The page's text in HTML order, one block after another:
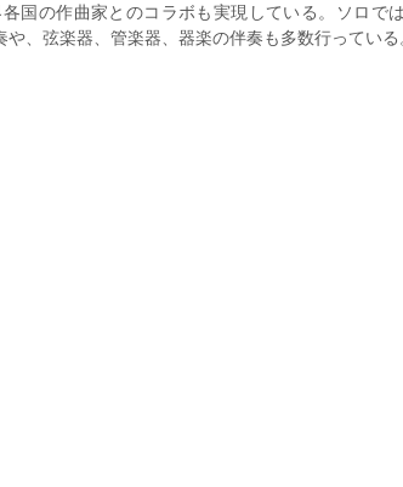
国の作曲家とのコラボも実現している。ソロで
、弦楽器、管楽器、器楽の伴奏も多数行っている